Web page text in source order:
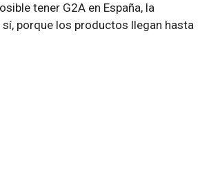
tener G2A en España, la
porque los productos llegan hasta